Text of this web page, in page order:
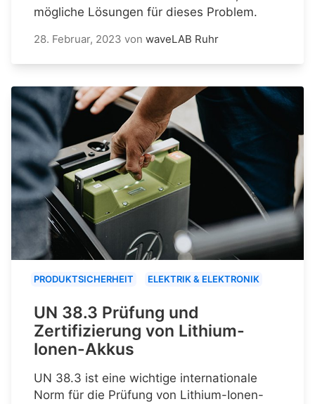
mögliche Lösungen für dieses Problem.
28. Februar, 2023 von waveLAB Ruhr
PRODUKTSICHERHEIT ELEKTRIK & ELEKTRONIK
UN 38.3 Prüfung und
Zertifizierung von Lithium-
Ionen-Akkus
UN 38.3 ist eine wichtige internationale
Norm für die Prüfung von Lithium-Ionen-